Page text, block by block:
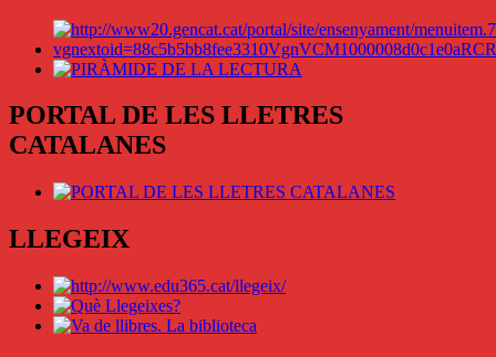
PORTAL DE LES LLETRES
CATALANES
LLEGEIX